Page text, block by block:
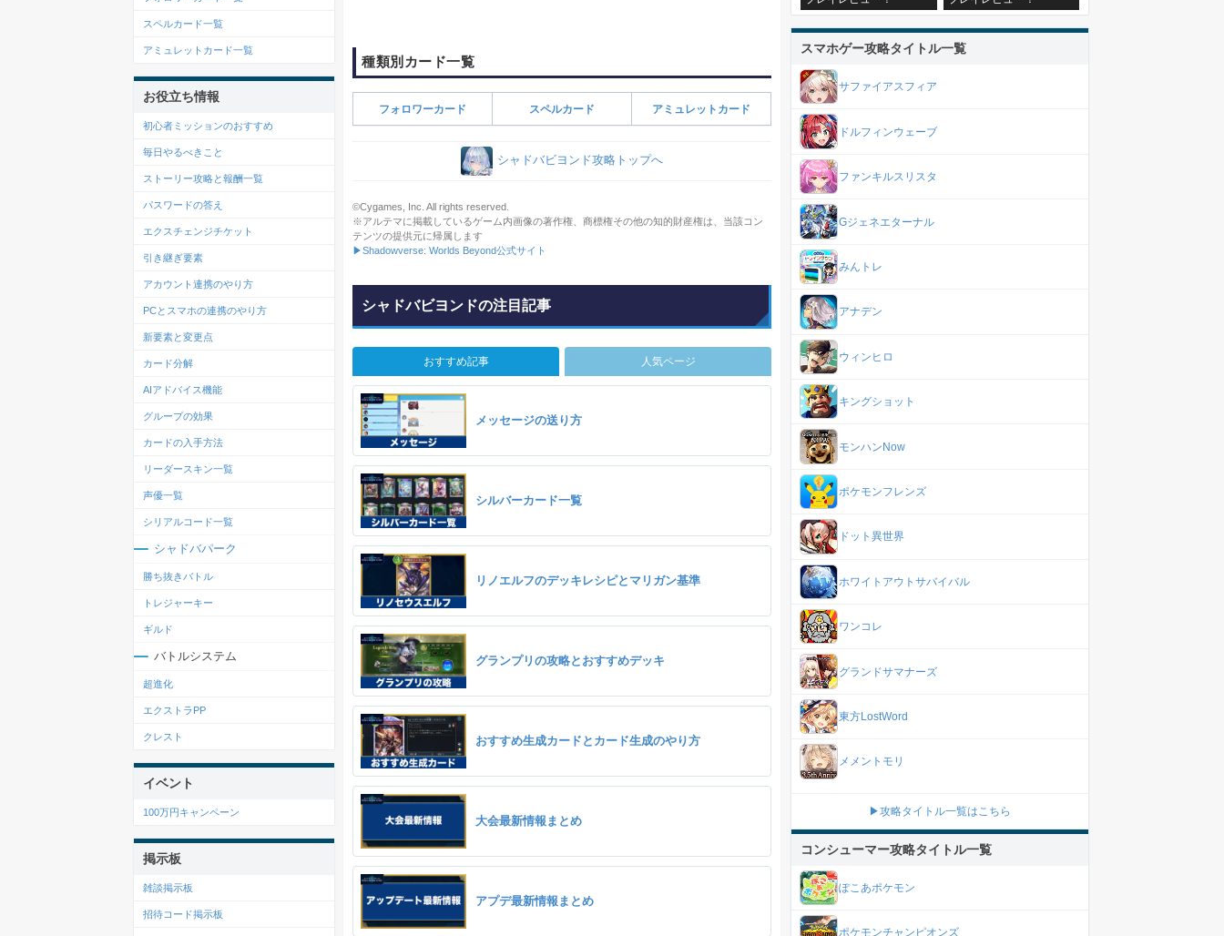
種類別カード一覧
フォロワーカード スペルカード アミュレットカード
シャドバビヨンド攻略トップへ
©Cygames, Inc. All rights reserved.
※アルテマに掲載しているゲーム内画像の著作権、商標権その他の知的財産権は、当該コン
テンツの提供元に帰属します
▶Shadowverse: Worlds Beyond公式サイト
シャドバビヨンドの注目記事
おすすめ記事 人気ページ
メッセージの送り方
シルバーカード一覧
リノエルフのデッキレシピとマリガン基準
グランプリの攻略とおすすめデッキ
おすすめ生成カードとカード生成のやり方
大会最新情報まとめ
アプデ最新情報まとめ
スペルカード一覧
アミュレットカード一覧
お役立ち情報
初心者ミッションのおすすめ
毎日やるべきこと
ストーリー攻略と報酬一覧
パスワードの答え
エクスチェンジチケット
引き継ぎ要素
アカウント連携のやり方
PCとスマホの連携のやり方
新要素と変更点
カード分解
AIアドバイス機能
グループの効果
カードの入手方法
リーダースキン一覧
声優一覧
シリアルコード一覧
シャドバパーク
勝ち抜きバトル
トレジャーキー
ギルド
バトルシステム
超進化
エクストラPP
クレスト
イベント
100万円キャンペーン
掲示板
雑談掲示板
招待コード掲示板
スマホゲー攻略タイトル一覧
サファイアスフィア
ドルフィンウェーブ
ファンキルスリスタ
Gジェネエターナル
みんトレ
アナデン
ウィンヒロ
キングショット
モンハンNow
ポケモンフレンズ
ドット異世界
ホワイトアウトサバイバル
ワンコレ
グランドサマナーズ
東方LostWord
メメントモリ
▶攻略タイトル一覧はこちら
コンシューマー攻略タイトル一覧
ぽこあポケモン
ポケモンチャンピオンズ